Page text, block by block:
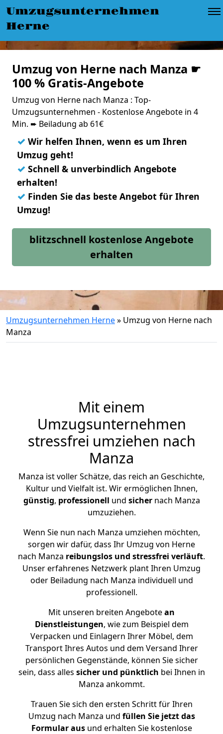
Umzugsunternehmen
Herne
Umzug von Herne nach Manza ☛
100 % Gratis-Angebote
Umzug von Herne nach Manza : Top-
Umzugsunternehmen - Kostenlose Angebote in 4
Min. ➨ Beiladung ab 61€
✓ Wir helfen Ihnen, wenn es um Ihren
Umzug geht!
✓ Schnell & unverbindlich Angebote
erhalten!
✓ Finden Sie das beste Angebot für Ihren
Umzug!
blitzschnell kostenlose Angebote
erhalten
Umzugsunternehmen Herne» Umzug von Herne nach
Manza
Mit einem
Umzugsunternehmen
stressfrei umziehen nach
Manza
Manza ist voller Schätze, das reich an Geschichte,
Kultur und Vielfalt ist. Wir ermöglichen Ihnen,
günstig, professionell und sichernach Manza
umzuziehen.
Wenn Sie nun nach Manza umziehen möchten,
sorgen wir dafür, dass Ihr Umzug von Herne
nach Manza reibungslos und stressfrei verläuft.
Unser erfahrenes Netzwerk plant Ihren Umzug
oder Beiladung nach Manza individuell und
professionell.
Mit unseren breiten Angebotean
Dienstleistungen, wie zum Beispiel dem
Verpacken und Einlagern Ihrer Möbel, dem
Transport Ihres Autos und dem Versand Ihrer
persönlichen Gegenstände, können Sie sicher
sein, dass alles sicher und pünktlich bei Ihnen in
Manza ankommt.
Trauen Sie sich den ersten Schritt für Ihren
Umzug nach Manza und füllen Sie jetzt das
Formular ausund erhalten Sie kostenlose